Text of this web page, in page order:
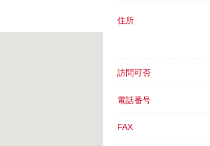
住所
訪問可否
電話番号
FAX